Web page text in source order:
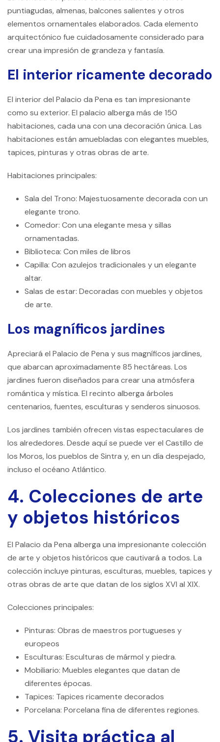
puntiagudas, almenas, balcones salientes y otros
elementos ornamentales elaborados. Cada elemento
arquitectónico fue cuidadosamente considerado para
crear una impresión de grandeza y fantasía.
El interior ricamente decorado
El interior del Palacio da Pena es tan impresionante
como su exterior. El palacio alberga más de 150
habitaciones, cada una con una decoración única. Las
habitaciones están amuebladas con elegantes muebles,
tapices, pinturas y otras obras de arte.
Habitaciones principales:
Sala del Trono: Majestuosamente decorada con un
elegante trono.
Comedor: Con una elegante mesa y sillas
ornamentadas.
Biblioteca: Con miles de libros
Capilla: Con azulejos tradicionales y un elegante
altar.
Salas de estar: Decoradas con muebles y objetos
de arte.
Los magníficos jardines
Apreciará el Palacio de Pena y sus magníficos jardines,
que abarcan aproximadamente 85 hectáreas. Los
jardines fueron diseñados para crear una atmósfera
romántica y mística. El recinto alberga árboles
centenarios, fuentes, esculturas y senderos sinuosos.
Los jardines también ofrecen vistas espectaculares de
los alrededores. Desde aquí se puede ver el Castillo de
los Moros, los pueblos de Sintra y, en un día despejado,
incluso el océano Atlántico.
4. Colecciones de arte
y objetos históricos
El Palacio da Pena alberga una impresionante colección
de arte y objetos históricos que cautivará a todos. La
colección incluye pinturas, esculturas, muebles, tapices y
otras obras de arte que datan de los siglos XVI al XIX.
Colecciones principales:
Pinturas: Obras de maestros portugueses y
europeos
Esculturas: Esculturas de mármol y piedra.
Mobiliario: Muebles elegantes que datan de
diferentes épocas.
Tapices: Tapices ricamente decorados
Porcelana: Porcelana fina de diferentes regiones.
5. Visita práctica al